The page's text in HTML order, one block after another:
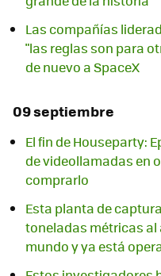
Las compañías
"las reglas son para
de nuevo a SpaceX
09 septiembre
El fin de Houseparty:
de videollamadas en
comprarlo
Esta planta de
toneladas métricas al
mundo y ya está